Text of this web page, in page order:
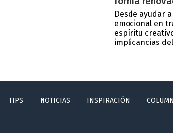
Desde ayudar
emocional en
espíritu
implicancias
TIPS NOTICIAS INSPIRACIÓN